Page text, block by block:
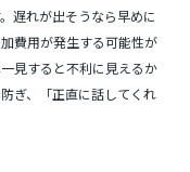
遅れが出そうなら早めに
費用が発生する可能性が
見すると不利に見えるか
ぎ、「正直に話してくれ